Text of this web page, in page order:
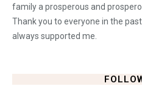
family a prosperous and
Thank you to everyone in the
always supported me.